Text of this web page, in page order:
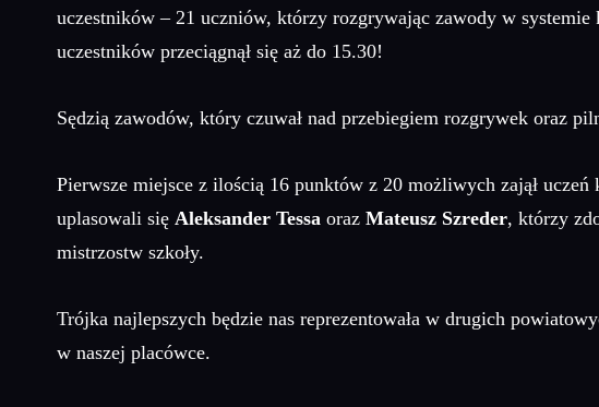
uczestników – 21 uczniów, którzy rozgrywając zawody w
uczestników przeciągnął się aż do 15.30!
Sędzią zawodów, który czuwał nad przebiegiem rozgrywek oraz
Pierwsze miejsce z ilością 16 punktów z 20 możliwych zajął
uplasowali się Aleksander Tessa oraz Mateusz Szreder, którzy
mistrzostw szkoły.
Trójka najlepszych będzie nas reprezentowała w drugich
w naszej placówce.